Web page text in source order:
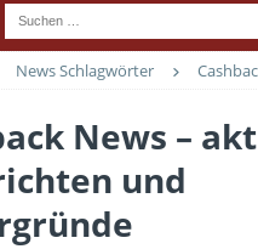
News Schlagwörter
News –
und